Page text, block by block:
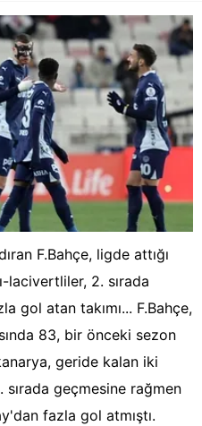
F.Bahçe, ligde attığı
lacivertliler, 2. sırada
gol atan takımı... F.Bahçe,
83, bir önceki sezon
geride kalan iki
geçmesine rağmen
fazla gol atmıştı.